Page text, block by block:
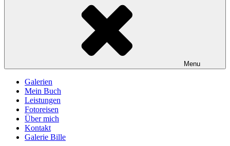
Menu
Galerien
Mein Buch
Leistungen
Fotoreisen
Über mich
Kontakt
Galerie Bille